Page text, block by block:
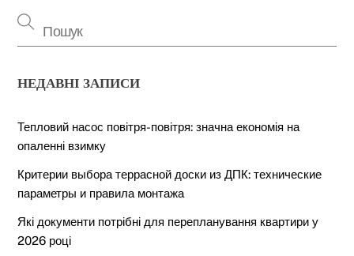
НЕДАВНІ ЗАПИСИ
Тепловий насос повітря-повітря: значна економія на
опаленні взимку
Критерии выбора террасной доски из ДПК: технические
параметры и правила монтажа
Які документи потрібні для перепланування квартири у
2026 році